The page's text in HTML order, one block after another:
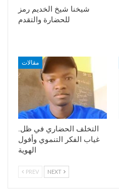
شيخنا شيخ الخديم رمز
للحضارة والتقدم
مقالات
.التخلف الحضاري في ظل
غياب الفكر التنموي وأفول
الهوية
PREV NEXT